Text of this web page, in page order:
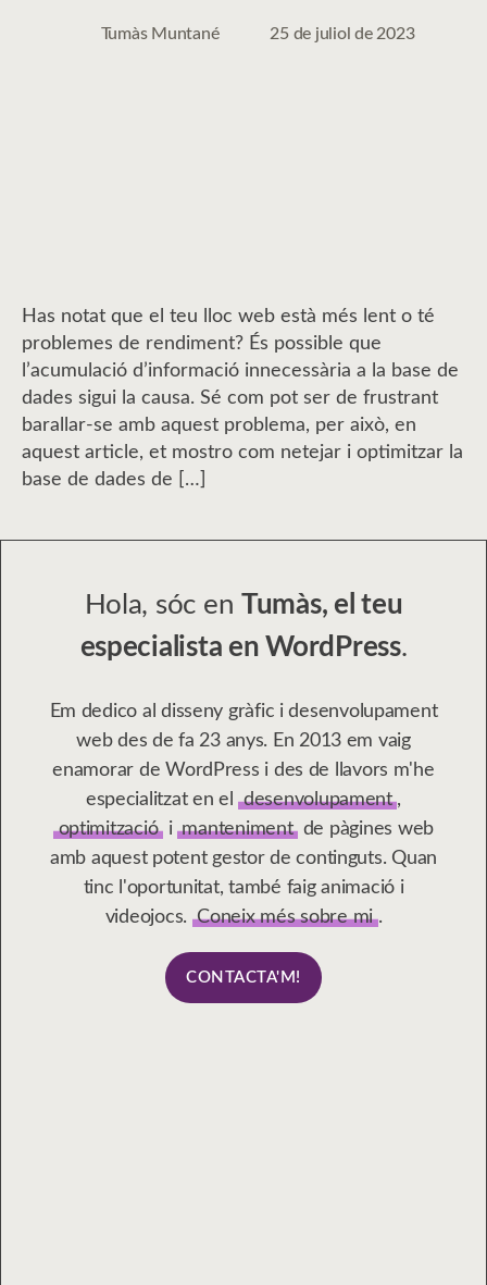
Autor
Tumàs Muntané
Data25 de juliol de 2023
Has notat que el teu lloc web està més lent o té
problemes de rendiment? És possible que
l’acumulació d’informació innecessària a la base de
dades sigui la causa. Sé com pot ser de frustrant
barallar-se amb aquest problema, per això, en
aquest article, et mostro com netejar i optimitzar la
base de dades de […]
Hola, sóc en Tumàs, el teu
especialista en WordPress.
Em dedico al disseny gràfic i desenvolupament
web des de fa 23 anys. En 2013 em vaig
enamorar de WordPress i des de llavors m'he
especialitzat en el desenvolupament ,
optimització i manteniment de pàgines web
amb aquest potent gestor de continguts. Quan
tinc l'oportunitat, també faig animació i
videojocs. Coneix més sobre mi .
CONTACTA'M!